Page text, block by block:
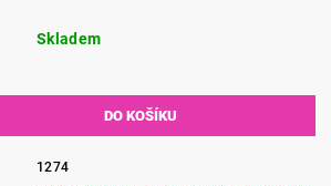
Skladem
1274